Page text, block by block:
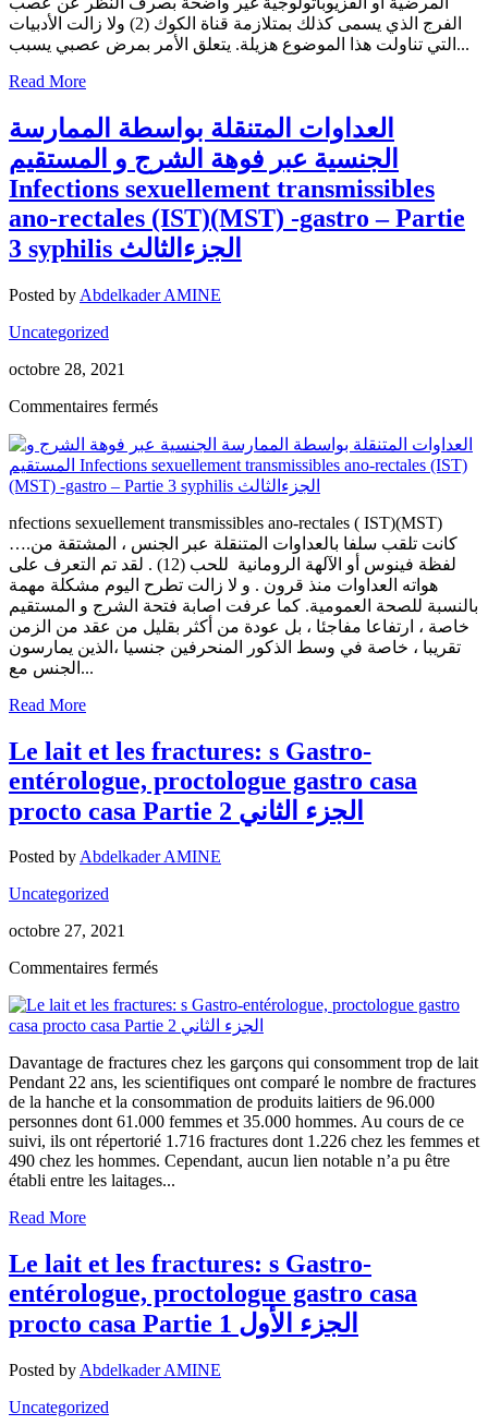
الفرج الذي يسمى كذلك بمتلازمة قناة الكوك (2) ولا زالت الأدبيات
التي تناولت هذا الموضوع هزيلة. يتعلق الأمر بمرض عصبي يسبب...
Read More
العداوات المتنقلة بواسطة الممارسة
الجنسية عبر فوهة الشرج و المستقيم
Infections sexuellement transmissibles
ano-rectales (IST)(MST) -gastro – Partie
3 syphilis الجزءالثالث
Posted by Abdelkader AMINE
Uncategorized
octobre 28, 2021
Commentaires ferméssur
المتنقلة
بواسطة
الممارسة
عبر
فوهة
الشرج
و
المستقيم
Infections
sexuellement
(MST)
-
gastro
–
Partie
syphilis
nfections sexuellement transmissibles ano-rectales ( IST)(MST)
….كانت تلقب سلفا بالعداوات المتنقلة عبر الجنس ، المشتقة من
لفظة فينوس أو الآلهة الرومانية للحب (12) . لقد تم التعرف على
هواته العداوات منذ قرون . و لا زالت تطرح اليوم مشكلة مهمة
بالنسبة للصحة العمومية. كما عرفت اصابة فتحة الشرج و المستقيم
خاصة ، ارتفاعا مفاجئا ، بل عودة من أكثر بقليل من عقد من الزمن
تقريبا ، خاصة في وسط الذكور المنحرفين جنسيا ،الذين يمارسون
الجنس مع...
Read More
Le lait et les fractures: s Gastro-
entérologue, proctologue gastro casa
procto casa Partie 2 الجزء الثاني
Posted byAbdelkader AMINE
Uncategorized
octobre 27, 2021
Commentaires ferméssur
lait
et
fractures:
s
Gastro-
entérologue,
proctologue
gastro
casa
2
الجزء
الثاني
Davantage de fractures chez les garçons qui consomment trop de lait
Pendant 22 ans, les scientifiques ont comparé le nombre de fractures
de la hanche et la consommation de produits laitiers de 96.000
personnes dont 61.000 femmes et 35.000 hommes. Au cours de ce
suivi, ils ont répertorié 1.716 fractures dont 1.226 chez les femmes et
490 chez les hommes. Cependant, aucun lien notable n’a pu être
établi entre les laitages...
Read More
Le lait et les fractures: s Gastro-
entérologue, proctologue gastro casa
procto casa Partie 1 الجزء الأول
Posted by Abdelkader AMINE
Uncategorized